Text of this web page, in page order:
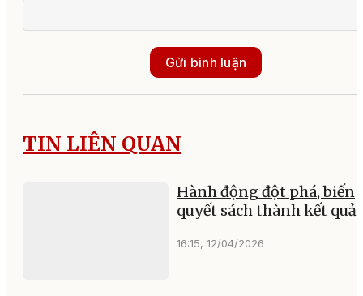
Gửi bình luận
TIN LIÊN QUAN
Hành động đột phá, biến
quyết sách thành kết quả
16:15, 12/04/2026